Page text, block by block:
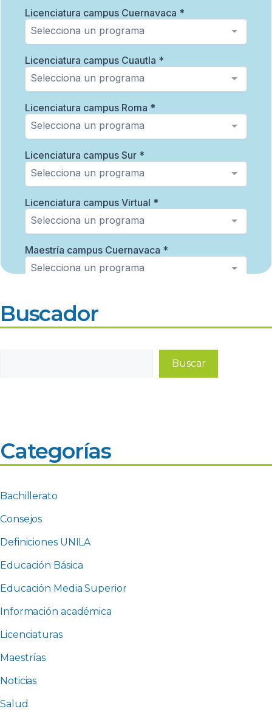
Buscador
Buscar
Categorías
Bachillerato
Consejos
Definiciones UNILA
Educación Básica
Educación Media Superior
Información académica
Licenciaturas
Maestrías
Noticias
Salud